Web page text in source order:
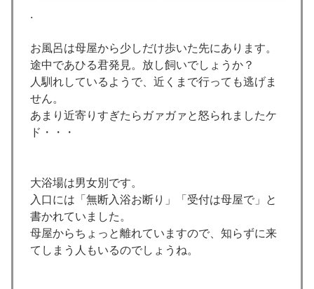
.
お風呂は母屋から少しだけ歩いた先にあります。
途中であひる君発見。放し飼いでしょうか？
人馴れしているようで、近くまで行っても逃げま
せん。
あまり近寄りすぎたらガァガァと怒られましたケ
ド・・・
大浴場は男女別です。
入口には「無断入浴お断り」「受付は母屋で」と
書かれていました。
母屋からちょっと離れていますので、知らずに来
てしまう人もいるのでしょうね。